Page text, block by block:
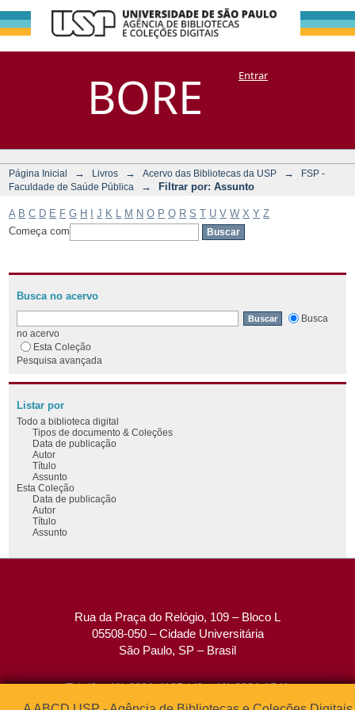
BORE
Filtrar por:
Assunto
DSpace/Manakin + CoriscoEntrar
Página Inicial → Livros → Acervo das Bibliotecas da USP →
FSP -
Faculdade de Saúde Pública
→ Filtrar por: Assunto
A B C D E F G H J K M N O P Q R S T U V W X Y Z
Começa com
Busca no acervo
Busca
no acervo
Esta Coleção
Pesquisa avançada
Listar por
Todo a biblioteca digital
Tipos de documento & Coleções
Data de publicação
Autor
Título
Assunto
Esta Coleção
Data de publicação
Autor
Título
Assunto
Rua da Praça do Relógio, 109 – Bloco L
05508-050 – Cidade Universitária
São Paulo, SP – Brasil
Tel: (0xx11) 3091-4195 / (0xx11) 3091-1541
Fax: (0xx11) 3091-1567